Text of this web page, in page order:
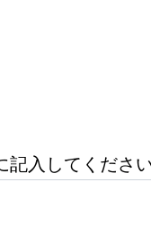
記入してくださ